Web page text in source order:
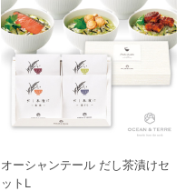
オーシャンテール だし茶漬けセ
ットL